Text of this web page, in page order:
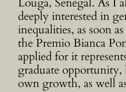
deeply interested in
inequalities, as soon
the Premio Bianca
applied for it
graduate
own growth, as well